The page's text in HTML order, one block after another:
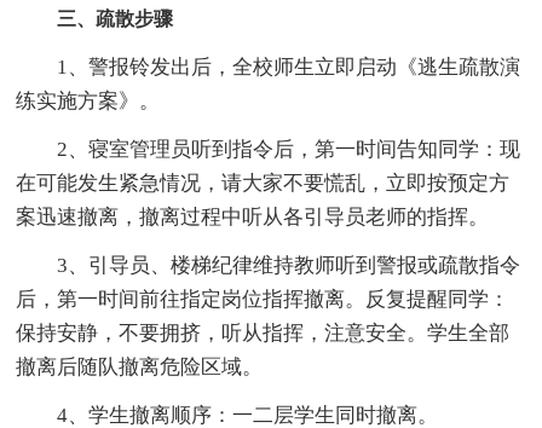
三、疏散步骤
1、警报铃发出后，全校师生立即启动《逃生疏散演
练实施方案》。
2、寝室管理员听到指令后，第一时间告知同学：现
在可能发生紧急情况，请大家不要慌乱，立即按预定方
案迅速撤离，撤离过程中听从各引导员老师的指挥。
3、引导员、楼梯纪律维持教师听到警报或疏散指令
后，第一时间前往指定岗位指挥撤离。反复提醒同学：
保持安静，不要拥挤，听从指挥，注意安全。学生全部
撤离后随队撤离危险区域。
4、学生撤离顺序：一二层学生同时撤离。